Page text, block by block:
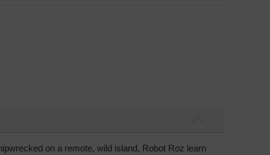
on a remote, wild island, Robot Roz learn